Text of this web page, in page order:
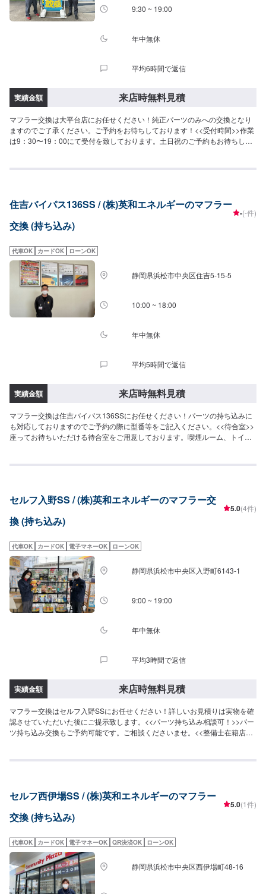
9:30 ~ 19:00
年中無休
平均6時間で返信
実績金額 来店時無料見積
マフラー交換は大平台店にお任せください！純正パーツのみへの交換となり
ますのでご了承ください。ご予約をお待ちしております！<<受付時間>>作業
は9：30〜19：00にて受付を致しております。土日祝のご予約もお待ちして
住吉バイパス136SS / (株)英和エネルギーのマフラー
交換 (持ち込み)
-(-件)
代車OK カードOK ローンOK
静岡県浜松市中央区住吉5-15-5
10:00 ~ 18:00
年中無休
平均5時間で返信
実績金額 来店時無料見積
マフラー交換は住吉バイパス136SSにお任せください！パーツの持ち込みに
も対応しておりますのでご予約の際に型番等をご記入ください。<<待合室>>
座ってお待ちいただける待合室をご用意しております。喫煙ルーム、トイレ
セルフ入野SS / (株)英和エネルギーのマフラー交
換 (持ち込み)
5.0(4件)
代車OK カードOK 電子マネーOK ローンOK
静岡県浜松市中央区入野町6143-1
9:00 ~ 19:00
年中無休
平均3時間で返信
実績金額 来店時無料見積
マフラー交換はセルフ入野SSにお任せください！詳しいお見積りは実物を確
認させていただいた後にご提示致します。<<パーツ持ち込み相談可！>>パー
ツ持ち込み交換もご予約可能です。ご相談くださいませ。<<整備士在籍店
セルフ西伊場SS / (株)英和エネルギーのマフラー
交換 (持ち込み)
5.0(1件)
代車OK カードOK 電子マネーOK QR決済OK ローンOK
静岡県浜松市中央区西伊場町48-16